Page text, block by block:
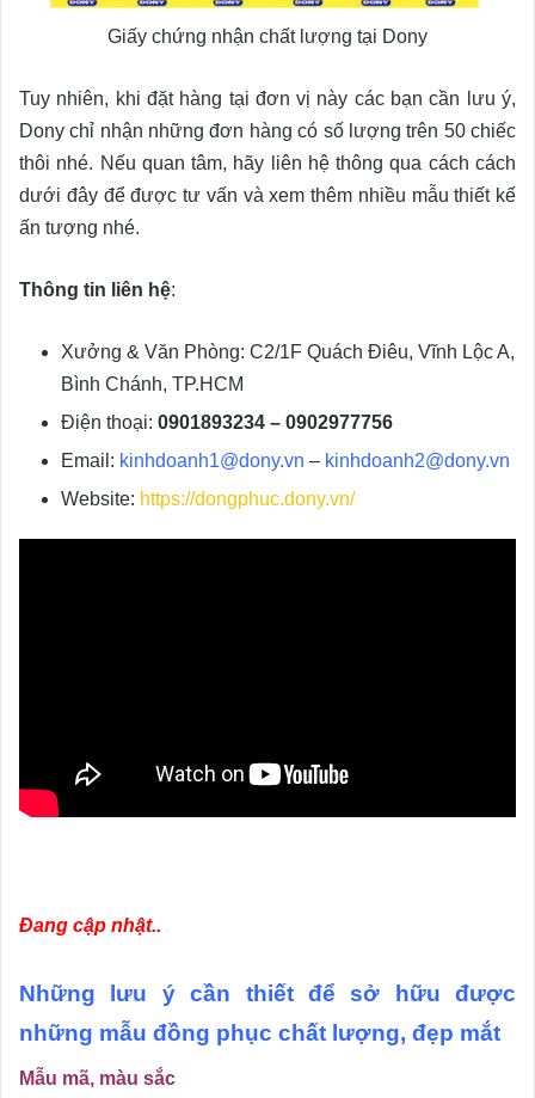
Giấy chứng nhận chất lượng tại Dony
Tuy nhiên, khi đặt hàng tại đơn vị này các bạn cần lưu ý,
Dony chỉ nhận những đơn hàng có số lượng trên 50 chiếc
thôi nhé. Nếu quan tâm, hãy liên hệ thông qua cách cách
dưới đây để được tư vấn và xem thêm nhiều mẫu thiết kế
ấn tượng nhé.
Thông tin liên hệ:
Xưởng & Văn Phòng: C2/1F Quách Điêu, Vĩnh Lộc A,
Bình Chánh, TP.HCM
Điện thoại: 0901893234 – 0902977756
Email: kinhdoanh1@dony.vn – kinhdoanh2@dony.vn
Website: https://dongphuc.dony.vn/
Đang cập nhật..
Những lưu ý cần thiết để sở hữu được
những mẫu đồng phục chất lượng, đẹp mắt
Mẫu mã, màu sắc